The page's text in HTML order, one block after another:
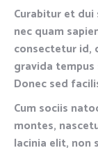
Curabitur et
nec quam
consectetur id,
gravida
Donec sed
Cum sociis
montes,
lacinia elit, non